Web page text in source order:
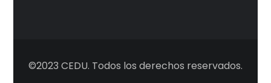
©2023 CEDU. Todos los derechos reservados.